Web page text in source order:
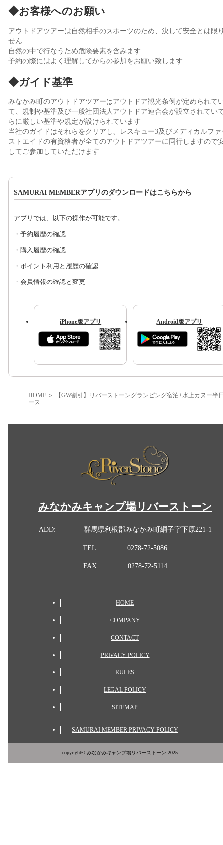
◆お客様へのお願い
アウトドアツアーは自然相手のスポーツのため、決して安全とは限
せん
自然の中で行なうため危険要素を含みます
予約の際にはよく理解してからの参加をお願い致します
◆ガイド基準
みなかみ町のアウトドアツアーはアウトドア観光条例が定められて
て、規制や基準及び一般社団法人アウトドア連合会が設立されてい
らに厳しい基準や規定が設けられています
当社のガイドはそれらをクリアし、レスキュー3及びメディカルファ
ストエイドの有資格者が全てのアウトドアツアーに同行しますので
してご参加していただけます
SAMURAI MEMBERアプリのダウンロードはこちらから
アプリでは、以下の操作が可能です。
・予約履歴の確認
・購入履歴の確認
・ポイント利用と履歴の確認
・会員情報の確認と変更
iPhone版アプリ Android版アプリ
HOME
【GW割引】リバーストーングランピング宿泊+水上カヌー半
ース
みなかみキャンプ場リバーストーン
ADD: 群馬県利根郡みなかみ町綱子字下原221-1
TEL : 0278-72-5086
FAX : 0278-72-5114
HOME
COMPANY
CONTACT
PRIVACY POLICY
RULES
LEGAL POLICY
SITEMAP
SAMURAI MEMBER PRIVACY POLICY
copyright© みなかみキャンプ場リバーストーン 2025